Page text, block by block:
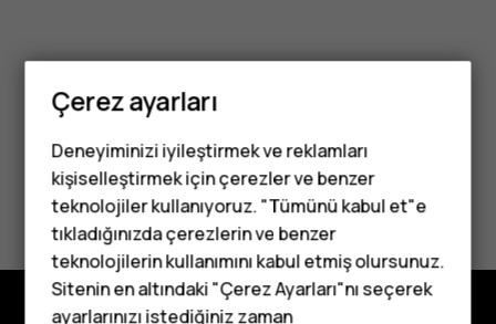
Tuşlu telefonlar
Çocuklar için
Bu size yardımcı oldu mu?
Evet Hayır
Çerez ayarları
Deneyiminizi iyileştirmek ve reklamları
kişiselleştirmek için çerezler ve benzer
teknolojiler kullanıyoruz. "Tümünü kabul et"e
tıkladığınızda çerezlerin ve benzer
teknolojilerin kullanımını kabul etmiş olursunuz.
Sitenin en altındaki "Çerez Ayarları"nı seçerek
ayarlarınızı istediğiniz zaman